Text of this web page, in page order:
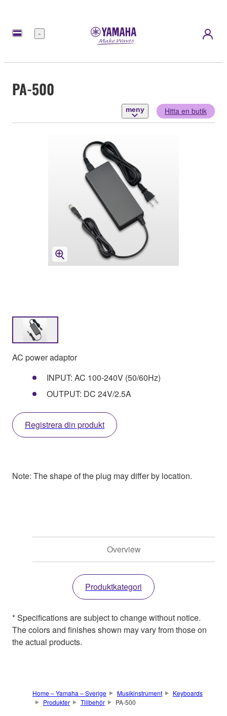
meny
PA-500
meny Hitta en butik
AC power adaptor
INPUT: AC 100-240V (50/60Hz)
OUTPUT: DC 24V/2.5A
Registrera din produkt
Note: The shape of the plug may differ by location.
Overview
Produktkategori
* Specifications are subject to change without notice.
The colors and finishes shown may vary from those on
the actual products.
Home – Yamaha – Sverige Musikinstrument
Keyboards
Produkter
Tillbehör PA-500